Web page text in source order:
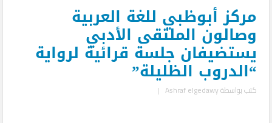
مركز أبوظبي للغة العربية
وصالون الملتقى الأدبي
يستضيفان جلسة قرائية لرواية
“الدروب الظليلة”
كتب بواسطةAshraf elgedawy
|